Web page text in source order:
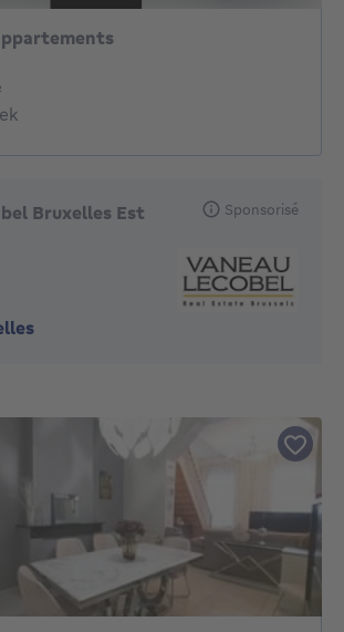
Bruxelles Est Sponsorisé